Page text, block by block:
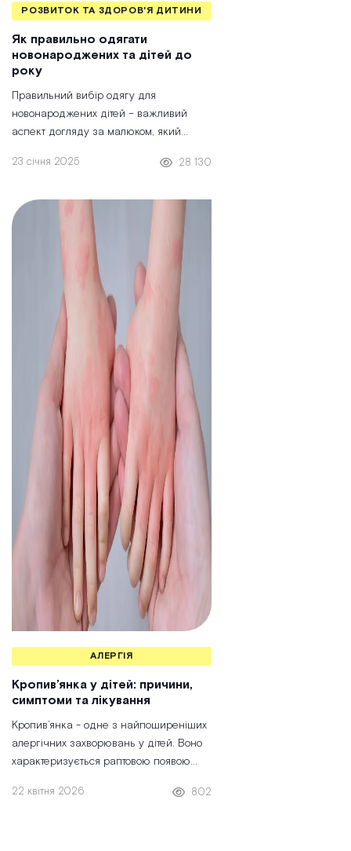
РОЗВИТОК ТА ЗДОРОВ'Я ДИТИНИ
Як правильно одягати
новонароджених та дітей до
року
Правильний вибір одягу для
новонароджених дітей – важливий
аспект догляду за малюком, який
Немовлята ще не вміють самостійно
23 січня 2025 28 130
АЛЕРГІЯ
Кропив’янка у дітей: причини,
симптоми та лікування
Кропив’янка - одне з найпоширеніших
алергічних захворювань у дітей. Воно
характеризується раптовою появою
на шкірі, які можуть зникати й
22 квітня 2026 802